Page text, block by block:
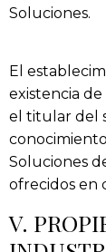
Soluciones.
El
existencia
el titular del
Soluciones
ofrecidos en
V.